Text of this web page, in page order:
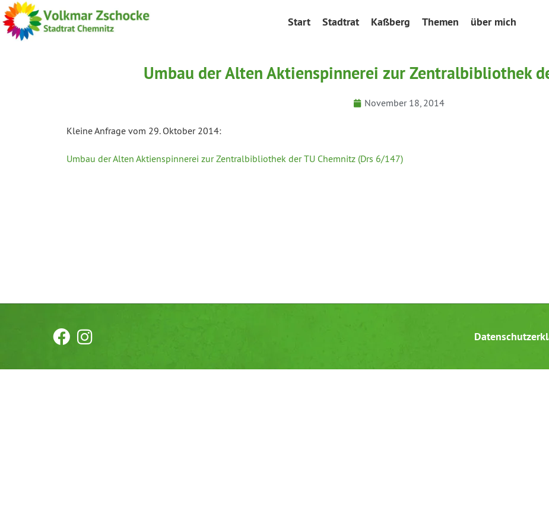
Start Stadtrat Kaßberg Themen über mich
Umbau der Alten Aktienspinnerei zur Zentralbibliothek
November 18, 2014
Kleine Anfrage vom 29. Oktober 2014:
Umbau der Alten Aktienspinnerei zur Zentralbibliothek der TU Chemnitz (Drs 6/147)